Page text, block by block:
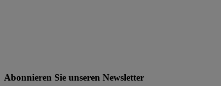
Abonnieren Sie unseren Newsletter